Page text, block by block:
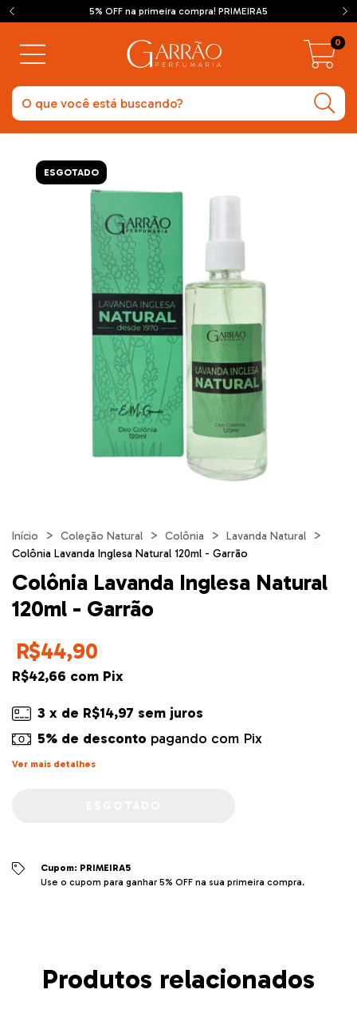
5% OFF na primeira compra! PRIMEIRA5
0
ESGOTADO
Início > Coleção Natural > Colônia > Lavanda Natural >
Colônia Lavanda Inglesa Natural 120ml - Garrão
Colônia Lavanda Inglesa Natural
120ml - Garrão
R$44,90
R$42,66 com Pix
3 x de R$14,97 sem juros
5% de desconto pagando com Pix
Ver mais detalhes
Cupom: PRIMEIRA5
Use o cupom para ganhar 5% OFF na sua primeira compra.
Produtos relacionados